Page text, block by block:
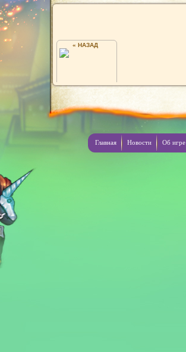
« НАЗАД
ДЕВЧЕНКИ, ДАВАЙТИ ЗНАКОМИТЬСЯ!)))
Главная Новости Об игре